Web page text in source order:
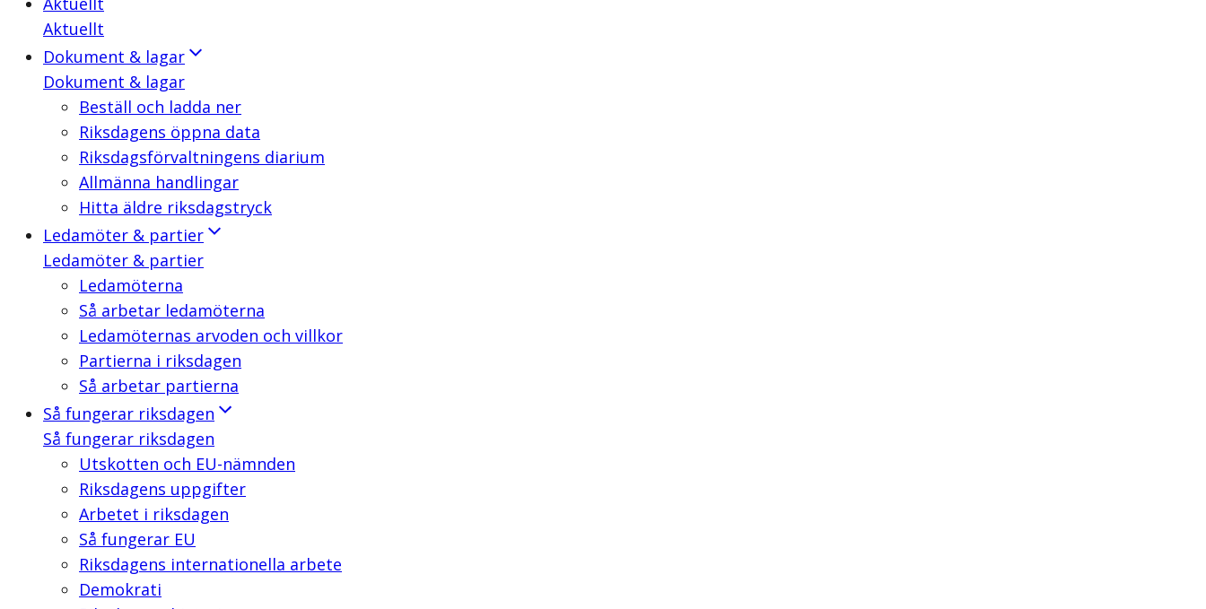
Aktuellt
Dokument & lagar
Dokument & lagar
Beställ och ladda ner
Riksdagens öppna data
Riksdagsförvaltningens diarium
Allmänna handlingar
Hitta äldre riksdagstryck
Ledamöter & partier
Ledamöter & partier
Ledamöterna
Så arbetar ledamöterna
Ledamöternas arvoden och villkor
Partierna i riksdagen
Så arbetar partierna
Så fungerar riksdagen
Så fungerar riksdagen
Utskotten och EU-nämnden
Riksdagens uppgifter
Arbetet i riksdagen
Så fungerar EU
Riksdagens internationella arbete
Demokrati